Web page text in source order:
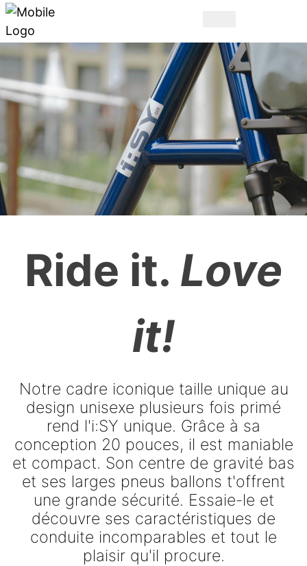
Ride it. Love
it!
Notre cadre iconique taille unique au
design unisexe plusieurs fois primé
rend l'i:SY unique. Grâce à sa
conception 20 pouces, il est maniable
et compact. Son centre de gravité bas
et ses larges pneus ballons t'offrent
une grande sécurité. Essaie-le et
découvre ses caractéristiques de
conduite incomparables et tout le
plaisir qu'il procure.